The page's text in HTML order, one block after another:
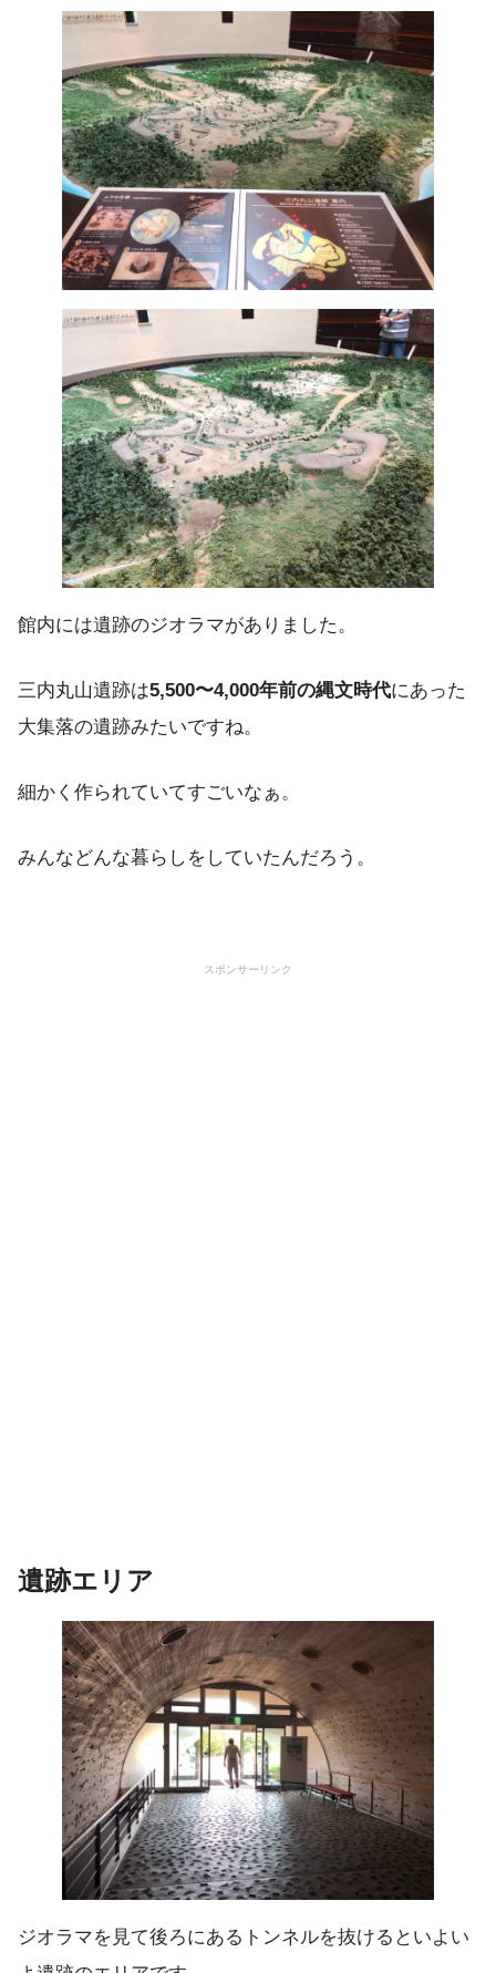
館内には遺跡のジオラマがありました。
三内丸山遺跡は5,500〜4,000年前の縄文時代にあった
大集落の遺跡みたいですね。
細かく作られていてすごいなぁ。
みんなどんな暮らしをしていたんだろう。
スポンサーリンク
遺跡エリア
ジオラマを見て後ろにあるトンネルを抜けるといよい